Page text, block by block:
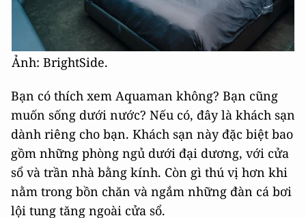
Ảnh: BrightSide.
Bạn có thích xem Aquaman không? Bạn cũng
muốn sống dưới nước? Nếu có, đây là khách sạn
dành riêng cho bạn. Khách sạn này đặc biệt bao
gồm những phòng ngủ dưới đại dương, với cửa
sổ và trần nhà bằng kính. Còn gì thú vị hơn khi
nằm trong bồn chăn và ngắm những đàn cá bơi
lội tung tăng ngoài cửa sổ.